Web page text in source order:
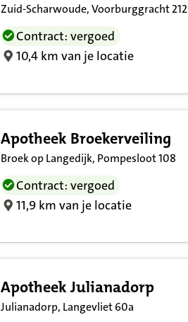
Zuid-Scharwoude, Voorburggracht 212
Contract: vergoed
10,4 km van je locatie
Apotheek Broekerveiling
Broek op Langedijk, Pompesloot 108
Contract: vergoed
11,9 km van je locatie
Apotheek Julianadorp
Julianadorp, Langevliet 60a